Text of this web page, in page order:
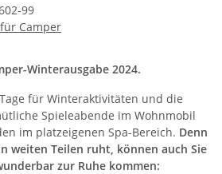
99
Camper
Winterausgabe 2024.
für Winteraktivitäten und die
Spieleabende im Wohnmobil
im platzeigenen Spa-Bereich. Denn
weiten Teilen ruht, können auch Sie
zur Ruhe kommen: